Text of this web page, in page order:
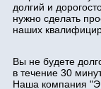
долгий и
нужно сделать
наших
Вы не будете
в течение 30
Наша компания